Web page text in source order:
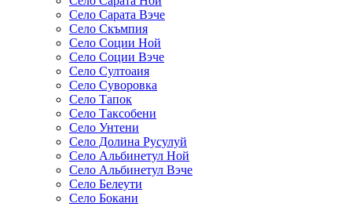
Село Сарата Вэче
Село Скъмпия
Село Соции Ной
Село Соции Вэче
Село Султоаия
Село Суворовка
Село Тапок
Село Таксобени
Село Унтени
Село Долина Русулуй
Село Альбинетул Ной
Село Альбинетул Вэче
Село Белеути
Село Бокани